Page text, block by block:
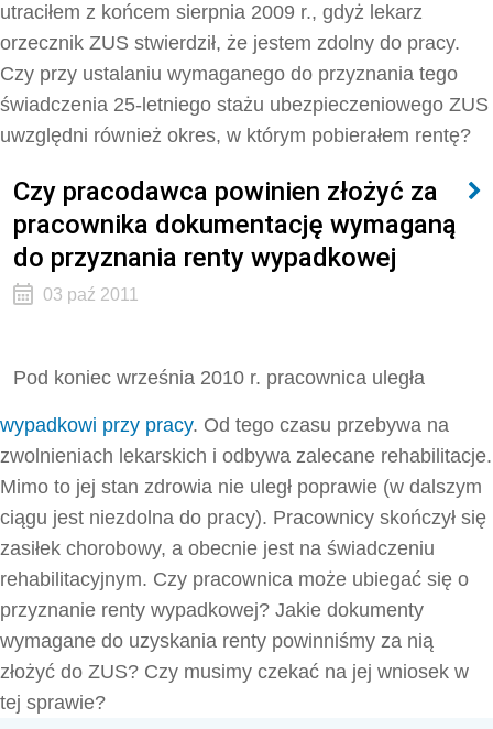
utraciłem z końcem sierpnia 2009 r., gdyż lekarz
orzecznik ZUS stwierdził, że jestem zdolny do pracy.
Czy przy ustalaniu wymaganego do przyznania tego
świadczenia 25-letniego stażu ubezpieczeniowego ZUS
uwzględni również okres, w którym pobierałem rentę?
Czy pracodawca powinien złożyć za
pracownika dokumentację wymaganą
do przyznania renty wypadkowej
03 paź 2011
Pod koniec września 2010 r. pracownica uległa
wypadkowi przy pracy. Od tego czasu przebywa na
zwolnieniach lekarskich i odbywa zalecane rehabilitacje.
Mimo to jej stan zdrowia nie uległ poprawie (w dalszym
ciągu jest niezdolna do pracy). Pracownicy skończył się
zasiłek chorobowy, a obecnie jest na świadczeniu
rehabilitacyjnym. Czy pracownica może ubiegać się o
przyznanie renty wypadkowej? Jakie dokumenty
wymagane do uzyskania renty powinniśmy za nią
złożyć do ZUS? Czy musimy czekać na jej wniosek w
tej sprawie?